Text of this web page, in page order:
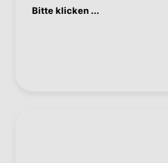
Bitte klicken ...+43 1 60 126-374